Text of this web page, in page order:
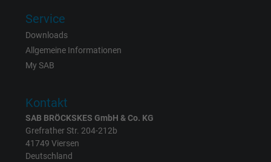
Name
Anbieter
Zweck
Enthält eine zufällig generierte Benutzer-ID.
Mithilfe dieser ID kann Google den Nutzer
Service
Downloads
Allgemeine Informationen
My SAB
Kontakt
SAB BRÖCKSKES GmbH & Co. KG
Grefrather Str. 204-212b
41749 Viersen
Deutschland